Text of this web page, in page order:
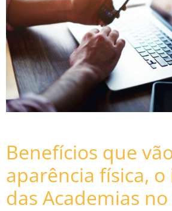
Benefícios que
aparência física,
das Academias no